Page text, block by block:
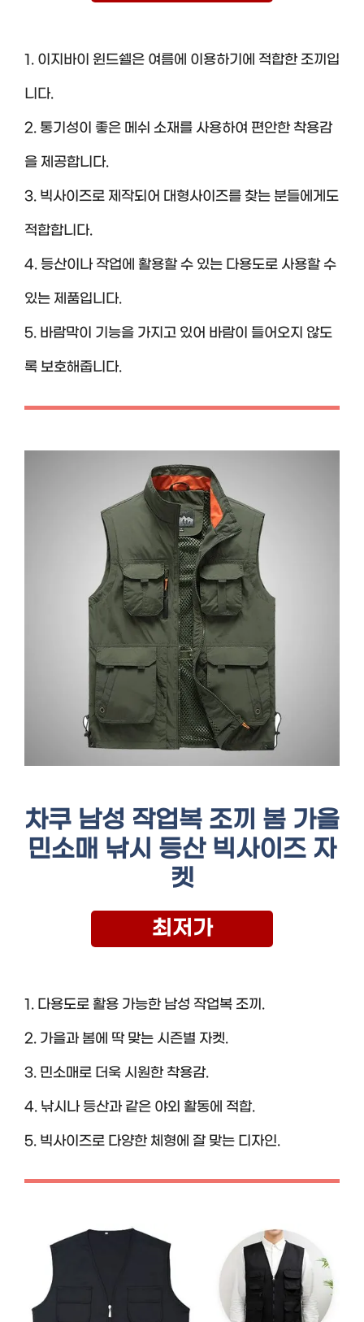
1. 이지바이 윈드쉘은 여름에 이용하기에 적합한 조끼입
니다.
2. 통기성이 좋은 메쉬 소재를 사용하여 편안한 착용감
을 제공합니다.
3. 빅사이즈로 제작되어 대형사이즈를 찾는 분들에게도
적합합니다.
4. 등산이나 작업에 활용할 수 있는 다용도로 사용할 수
있는 제품입니다.
5. 바람막이 기능을 가지고 있어 바람이 들어오지 않도
록 보호해줍니다.
차쿠 남성 작업복 조끼 봄 가을
민소매 낚시 등산 빅사이즈 자
켓
최저가
1. 다용도로 활용 가능한 남성 작업복 조끼.
2. 가을과 봄에 딱 맞는 시즌별 자켓.
3. 민소매로 더욱 시원한 착용감.
4. 낚시나 등산과 같은 야외 활동에 적합.
5. 빅사이즈로 다양한 체형에 잘 맞는 디자인.